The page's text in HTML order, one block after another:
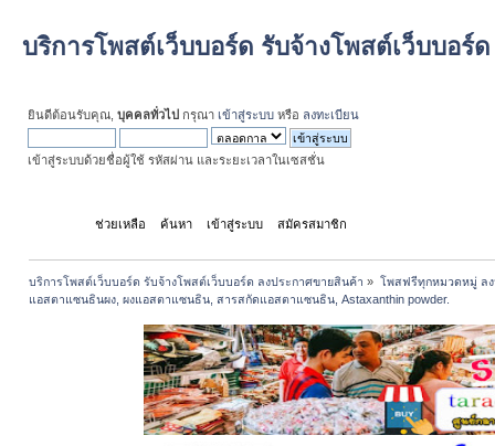
บริการโพสต์เว็บบอร์ด รับจ้างโพสต์เว็บบอร์
ยินดีต้อนรับคุณ, บุคคลทั่วไป กรุณา เข้าสู่ระบบ หรือ ลงทะเบียน
เข้าสู่ระบบด้วยชื่อผู้ใช้ รหัสผ่าน และระยะเวลาในเซสชั่น
ช่วยเหลือ ค้นหา เข้าสู่ระบบ สมัครสมาชิก
บริการโพสต์เว็บบอร์ด รับจ้างโพสต์เว็บบอร์ด ลงประกาศขายสินค้า » โพสฟรีทุกหมวดหมู่ ล
แอสตาแซนธินผง, ผงแอสตาแซนธิน, สารสกัดแอสตาแซนธิน, Astaxanthin powder.